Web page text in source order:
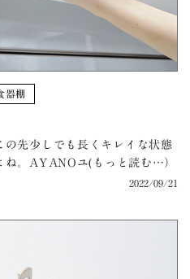
器棚
先少しでも長くキレイな状態
ね。AYANOユ(もっと読む…）
2022/09/21